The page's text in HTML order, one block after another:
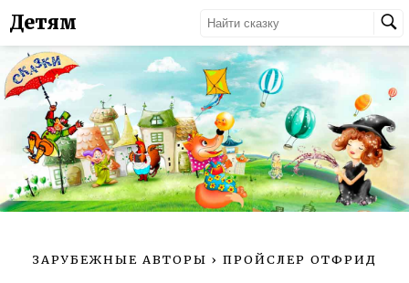
Детям
ЗАРУБЕЖНЫЕ АВТОРЫ › ПРОЙСЛЕР ОТФРИД